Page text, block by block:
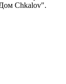
Chkalov".